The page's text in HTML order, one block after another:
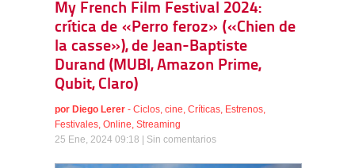
My French Film Festival 2024:
crítica de «Perro feroz» («Chien de
la casse»), de Jean-Baptiste
Durand (MUBI, Amazon Prime,
Qubit, Claro)
por Diego Lerer - Ciclos, cine, Críticas, Estrenos,
Festivales, Online, Streaming
25 Ene, 2024 09:18 | Sin comentarios